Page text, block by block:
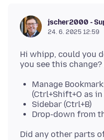
jscher2000 -
24. 6. 2025 12:59
Hi whipp, could you
Manage
(Ctrl+Shift+O as
Sidebar (Ctrl+B)
Drop-down from
Did any other parts